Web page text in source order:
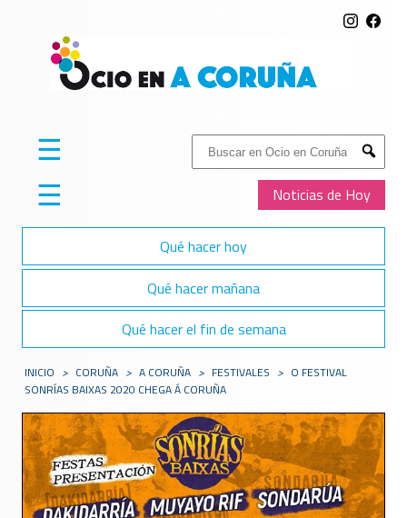
Buscar:
Submit
Noticias de Hoy
☰
☰
Qué hacer hoy
Qué hacer mañana
Qué hacer el fin de semana
INICIO > CORUÑA > A CORUÑA > FESTIVALES > O FESTIVAL
SONRÍAS BAIXAS 2020 CHEGA Á CORUÑA